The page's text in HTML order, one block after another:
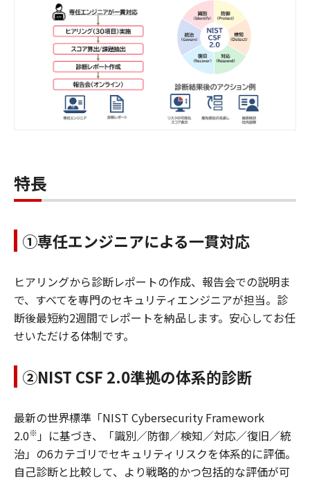
特長
①専任エンジニアによる一貫対応
ヒアリングから診断レポートの作成、報告会での説明ま
で、すべてを専門のセキュリティエンジニアが担当。診
断後最短約2週間でレポートを納品します。安心してお任
せいただける体制です。
②NIST CSF 2.0準拠の体系的診断
最新の世界標準「NIST Cybersecurity Framework
2.0※ 」に基づき、「識別／防御／検知／対応／復旧／統
治」の6カテゴリでセキュリティリスクを体系的に評価。
自己診断と比較して、より戦略的かつ包括的な評価が可